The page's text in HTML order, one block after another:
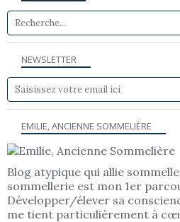
NEWSLETTER
EMILIE, ANCIENNE SOMMELIÈRE
Blog atypique qui allie
sommellerie est mon 1er
Développer/élever sa
me tient particulièrement à